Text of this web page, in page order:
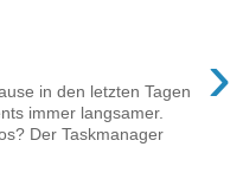
›
in den letzten Tagen
immer langsamer.
Der Taskmanager